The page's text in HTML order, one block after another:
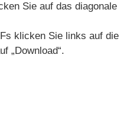
Sie auf das diagonale
klicken Sie links auf die
„Download“.